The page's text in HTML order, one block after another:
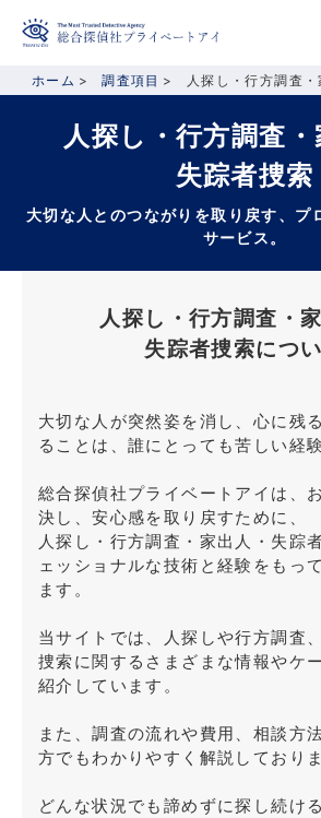
ホーム 調査項目 人探し・行方調査
人探し・行方調査・
失踪者捜索
大切な人とのつながりを取り戻す、プ
サービス。
人探し・行方調査・
失踪者捜索につ
大切な人が突然姿を消し、心に残
ることは、誰にとっても苦しい経験
総合探偵社プライベートアイは、
決し、安心感を取り戻すために、
人探し・行方調査・家出人・失踪
ェッショナルな技術と経験をもっ
ます。
当サイトでは、人探しや行方調査
捜索に関するさまざまな情報やケ
紹介しています。
また、調査の流れや費用、相談方
方でもわかりやすく解説しておりま
どんな状況でも諦めずに探し続け